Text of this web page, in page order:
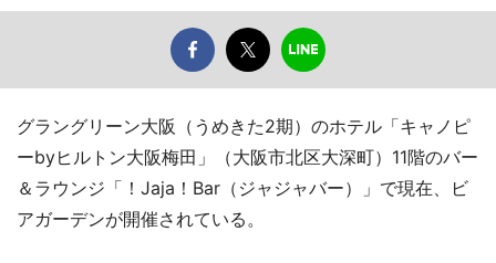
グラングリーン大阪（うめきた2期）のホテル「キャノピ
ーbyヒルトン大阪梅田」（大阪市北区大深町）11階のバー
＆ラウンジ「！Jaja！Bar（ジャジャバー）」で現在、ビ
アガーデンが開催されている。